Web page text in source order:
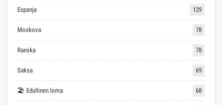
Espanja 129
Moskova 78
Ranska 78
Saksa 69
🏖 Edullinen loma 68